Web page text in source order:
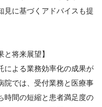
見に基づくアドバイスも提
と将来展望】
による業務効率化の成果が
院では、受付業務と医療事
時間の短縮と患者満足度の